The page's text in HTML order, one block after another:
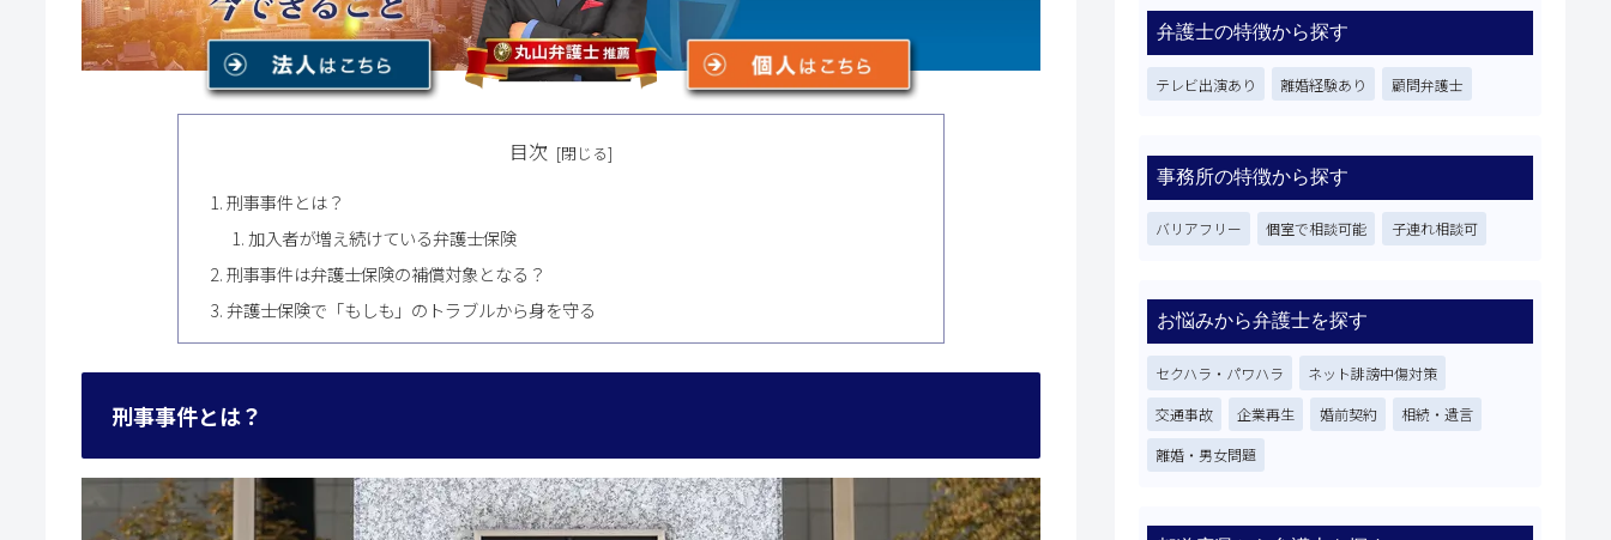
目次
刑事事件とは？
加入者が増え続けている弁護士保険
刑事事件は弁護士保険の補償対象となる？
弁護士保険で「もしも」のトラブルから身を守る
刑事事件とは？
弁護士の特徴から探す
テレビ出演あり 離婚経験あり 顧問弁護士
事務所の特徴から探す
バリアフリー 個室で相談可能 子連れ相談可
お悩みから弁護士を探す
セクハラ・パワハラ ネット誹謗中傷対策
交通事故 企業再生 婚前契約 相続・遺言
離婚・男女問題